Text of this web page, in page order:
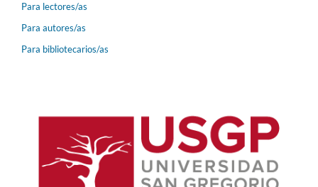
Para lectores/as
Para autores/as
Para bibliotecarios/as